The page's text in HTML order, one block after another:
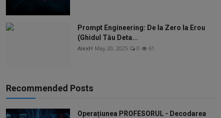
Prompt Engineering: De la Zero la Erou
(Ghidul Tău Deta...
AlexH May 20, 2025 0 61
Recommended Posts
Operațiunea PROFESORUL - Decodarea